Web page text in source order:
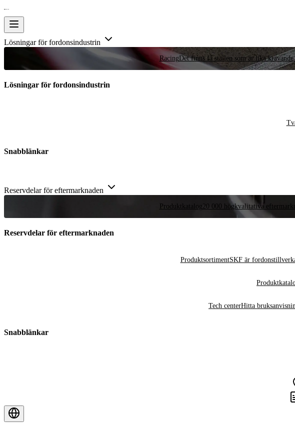
Lösningar för fordonsindustrin
RacingDet finns få ställen som är lika
Lösningar för fordonsindustrin
Snabblänkar
Reservdelar för eftermarknaden
Produktkatalog20 000 högkvalitativa
Reservdelar för eftermarknaden
ProduktsortimentSKF är
Tech centerHitta
Snabblänkar